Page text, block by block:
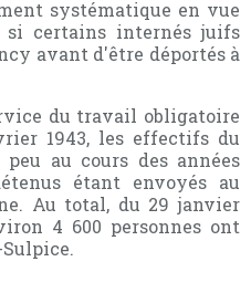
systématique en vue
si certains internés juifs
avant d'être déportés à
du travail obligatoire
1943, les effectifs du
au cours des années
étant envoyés au
Au total, du 29 janvier
4 600 personnes ont